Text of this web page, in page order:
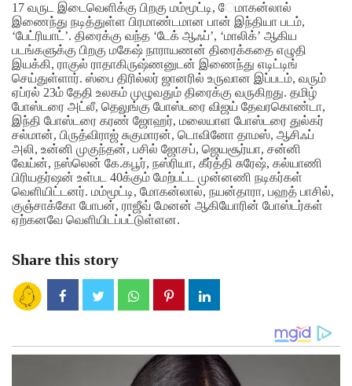
17 வருட இடைவெளிக்கு பிறகு மம்மூட்டி, ேமாகன்லால்
இணைந்து நடித்துள்ள பிரமாண்டமான பான் இந்தியா படம்,
‘பேட்ரியாட்’. திரைக்கு வந்த ‘டேக் ஆஃப்’, ‘மாலிக்’ ஆகிய
படங்களுக்கு பிறகு மகேஷ் நாராயணன் திரைக்கதை எழுதி
இயக்கி, ராகுல் ராதாகிருஷ்ணனுடன் இணைந்து எடிட்டிங்
செய்துள்ளார். ஸ்பை திரில்லர் ஜானரில் உருவான இப்படம், வரும்
ஏப்ரல் 23ம் தேதி உலகம் முழுவதும் திரைக்கு வருகிறது. தமிழ்
போஸ்டரை அட்லீ, தெலுங்கு போஸ்டரை விஜய் தேவரகொண்டா,
இந்தி போஸ்டரை கரண் ஜோஹர், மலையாள போஸ்டரை துல்கர்
சல்மான், பிருத்விராஜ் சுகுமாரன், டொவினோ தாமஸ், ஆசிஃப்
அலி, உன்னி முகுந்தன், பசில் ஜோசப், ஜெயசூர்யா, சன்னி
வேய்ன், நஸ்லென் கே.கபூர், நஸ்ரியா, கீர்த்தி சுரேஷ், கல்யாணி
பிரியதர்ஷன் உள்பட 40க்கும் மேற்பட்ட முன்னணி நடிகர்கள்
வெளியிட்டனர். மம்மூட்டி, மோகன்லால், நயன்தாரா, பஹத் பாசில்,
குஞ்சாக்கோ போபன், ராஜீவ் மேனன் ஆகியோரின் போஸ்டர்கள்
ஏற்கனவே வெளியிடப்பட்டுள்ளன.
Share this story